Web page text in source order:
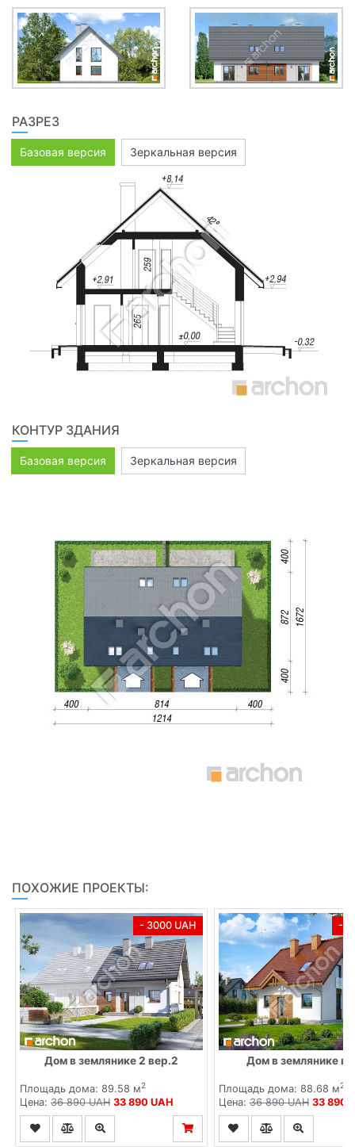
РАЗРЕЗ
Базовая версия Зеркальная версия
КОНТУР ЗДАНИЯ
Базовая версия Зеркальная версия
ПОХОЖИЕ ПРОЕКТЫ:
- 3000 UAH
Дом в землянике 2 вер.2
Площадь дома: 89.58 м2
Цена: 36 890 UAH 33 890 UAH
-
Дом в землянике
Площадь дома: 88.68 м2
Цена:36 890 UAH 33 890